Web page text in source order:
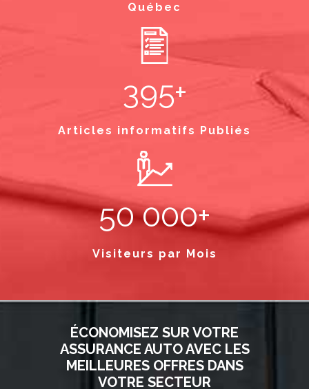
Québec
395+
Articles informatifs Publiés
50 000+
Visiteurs par Mois
ÉCONOMISEZ SUR VOTRE
ASSURANCE AUTO AVEC LES
MEILLEURES OFFRES DANS
VOTRE SECTEUR